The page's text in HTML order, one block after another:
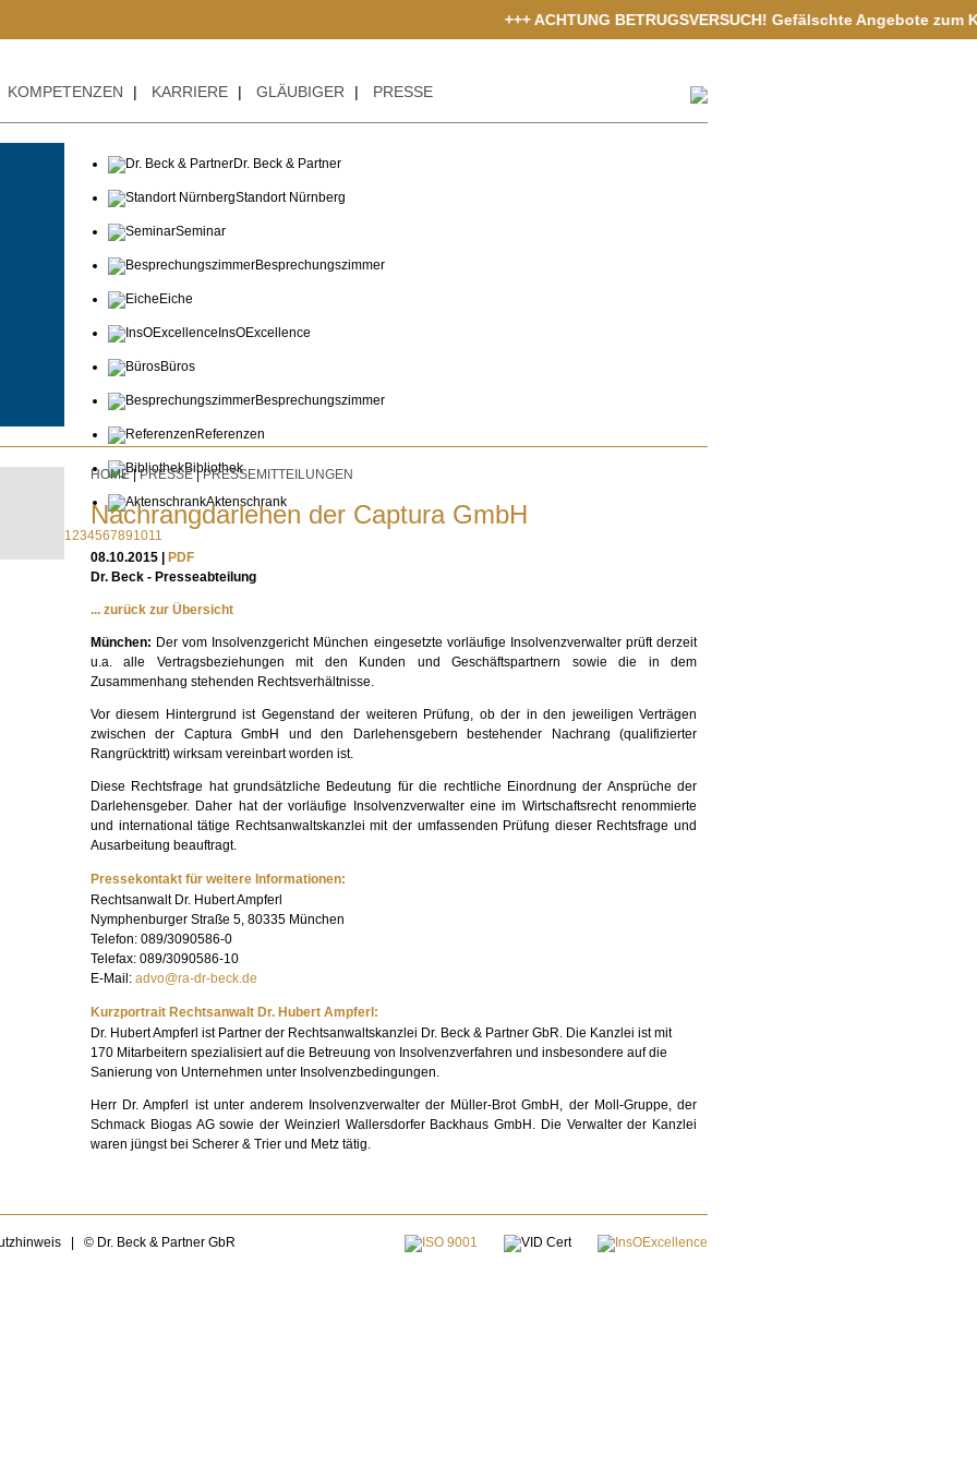
+++ ACHTUNG BETRUGSVERSUCH! Gefälschte Angebote
KOMPETENZEN | KARRIERE | GLÄUBIGER | PRESSE
Dr. Beck & Partner
Standort Nürnberg
Seminar
Besprechungszimmer
Eiche
InsOExcellence
Büros
Besprechungszimmer
Referenzen
Bibliothek
Aktenschrank
1234567891011
HOME|PRESSE|PRESSEMITTEILUNGEN
Nachrangdarlehen der Captura GmbH
08.10.2015 |
PDF
Dr. Beck - Presseabteilung
... zurück zur Übersicht
München: Der vom Insolvenzgericht München eingesetzte vorläufige Insolvenzverwalter prüft derzeit
u.a. alle Vertragsbeziehungen mit den Kunden und Geschäftspartnern sowie die in dem
Zusammenhang stehenden Rechtsverhältnisse.
Vor diesem Hintergrund ist Gegenstand der weiteren Prüfung, ob der in den jeweiligen Verträgen
zwischen der Captura GmbH und den Darlehensgebern bestehender Nachrang (qualifizierter
Rangrücktritt) wirksam vereinbart worden ist.
Diese Rechtsfrage hat grundsätzliche Bedeutung für die rechtliche Einordnung der Ansprüche der
Darlehensgeber. Daher hat der vorläufige Insolvenz­verwalter eine im Wirtschaftsrecht renommierte
und international tätige Rechtsanwaltskanzlei mit der umfassenden Prüfung dieser Rechtsfrage und
Ausarbeitung beauftragt.
Pressekontakt für weitere Informationen:
Rechtsanwalt Dr. Hubert Ampferl
Nymphenburger Straße 5, 80335 München
Telefon: 089/3090586-0
Telefax: 089/3090586-10
E-Mail: advo@ra-dr-beck.de
Kurzportrait Rechtsanwalt Dr. Hubert Ampferl:
Dr. Hubert Ampferl ist Partner der Rechtsanwaltskanzlei Dr. Beck & Partner GbR. Die Kanz­lei ist mit
170 Mitarbeitern spezialisiert auf die Betreuung von Insolvenzverfahren und insbe­sondere auf die
Sanierung von Unternehmen unter Insolvenzbedingungen.
Herr Dr. Ampferl ist unter anderem Insolvenzverwalter der Müller-Brot GmbH, der Moll-Gruppe, der
Schmack Biogas AG sowie der Weinzierl Wallersdorfer Backhaus GmbH. Die Verwalter der Kanzlei
waren jüngst bei Scherer & Trier und Metz tätig.
© Dr. Beck & Partner GbR